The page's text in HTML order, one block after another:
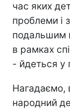
час яких
проблеми і
подальшим
в рамках
- йдеться у
Нагадаємо,
народний